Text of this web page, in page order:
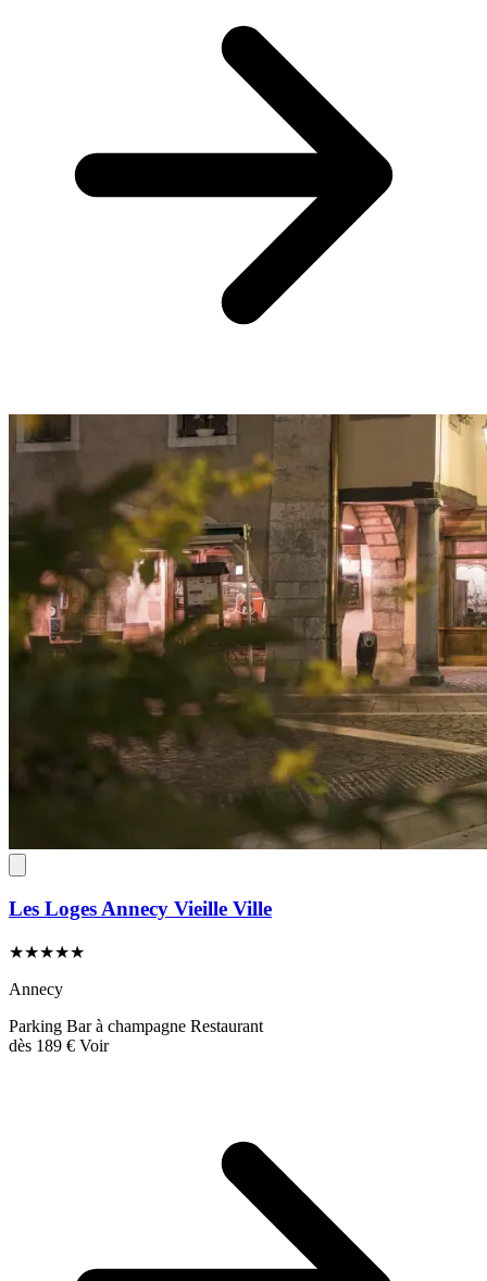
Les Loges Annecy Vieille Ville
★★★★★
Annecy
Parking Bar à champagne Restaurant
dès 189 € Voir